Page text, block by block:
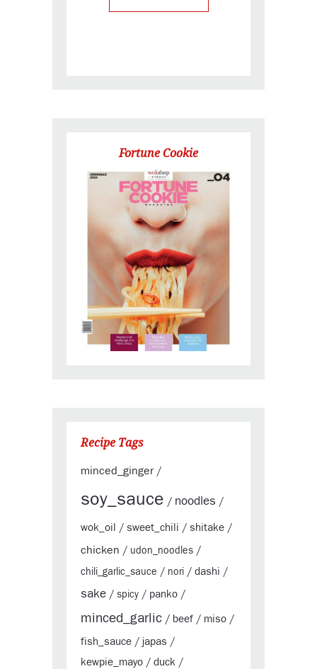
Fortune Cookie
Recipe Tags
minced_ginger/
soy_sauce / noodles /
wok_oil / sweet_chili / shitake /
chicken / udon_noodles /
chili_garlic_sauce / nori / dashi /
sake / spicy / panko /
minced_garlic / beef / miso /
fish_sauce / japas /
kewpie_mayo / duck /